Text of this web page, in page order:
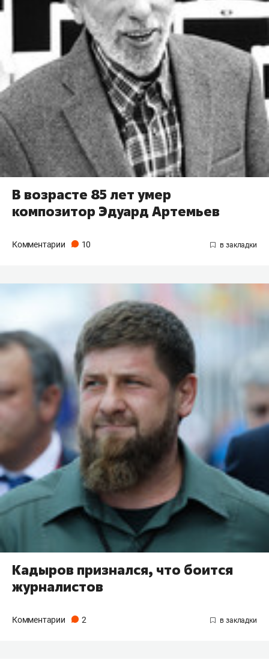
В возрасте 85 лет умер
композитор Эдуард Артемьев
Комментарии 10
Кадыров признался, что боится
журналистов
Комментарии 2